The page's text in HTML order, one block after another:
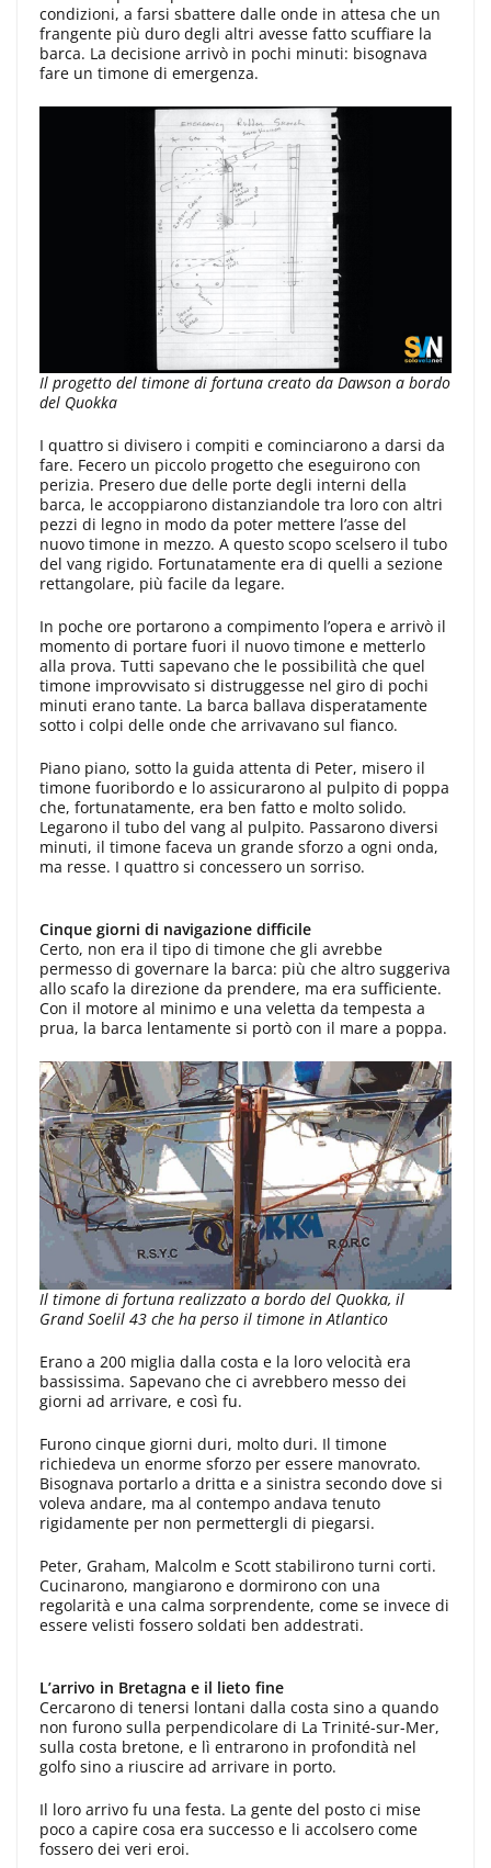
condizioni, a farsi sbattere dalle onde in attesa che un
frangente più duro degli altri avesse fatto scuffiare la
barca. La decisione arrivò in pochi minuti: bisognava
fare un timone di emergenza.
Il progetto del timone di fortuna creato da Dawson a bordo
del Quokka
I quattro si divisero i compiti e cominciarono a darsi da
fare. Fecero un piccolo progetto che eseguirono con
perizia. Presero due delle porte degli interni della
barca, le accoppiarono distanziandole tra loro con altri
pezzi di legno in modo da poter mettere l’asse del
nuovo timone in mezzo. A questo scopo scelsero il tubo
del vang rigido. Fortunatamente era di quelli a sezione
rettangolare, più facile da legare.
In poche ore portarono a compimento l’opera e arrivò il
momento di portare fuori il nuovo timone e metterlo
alla prova. Tutti sapevano che le possibilità che quel
timone improvvisato si distruggesse nel giro di pochi
minuti erano tante. La barca ballava disperatamente
sotto i colpi delle onde che arrivavano sul fianco.
Piano piano, sotto la guida attenta di Peter, misero il
timone fuoribordo e lo assicurarono al pulpito di poppa
che, fortunatamente, era ben fatto e molto solido.
Legarono il tubo del vang al pulpito. Passarono diversi
minuti, il timone faceva un grande sforzo a ogni onda,
ma resse. I quattro si concessero un sorriso.
Cinque giorni di navigazione difficile
Certo, non era il tipo di timone che gli avrebbe
permesso di governare la barca: più che altro suggeriva
allo scafo la direzione da prendere, ma era sufficiente.
Con il motore al minimo e una veletta da tempesta a
prua, la barca lentamente si portò con il mare a poppa.
Il timone di fortuna realizzato a bordo del Quokka, il
Grand Soelil 43 che ha perso il timone in Atlantico
Erano a 200 miglia dalla costa e la loro velocità era
bassissima. Sapevano che ci avrebbero messo dei
giorni ad arrivare, e così fu.
Furono cinque giorni duri, molto duri. Il timone
richiedeva un enorme sforzo per essere manovrato.
Bisognava portarlo a dritta e a sinistra secondo dove si
voleva andare, ma al contempo andava tenuto
rigidamente per non permettergli di piegarsi.
Peter, Graham, Malcolm e Scott stabilirono turni corti.
Cucinarono, mangiarono e dormirono con una
regolarità e una calma sorprendente, come se invece di
essere velisti fossero soldati ben addestrati.
L’arrivo in Bretagna e il lieto fine
Cercarono di tenersi lontani dalla costa sino a quando
non furono sulla perpendicolare di La Trinité-sur-Mer,
sulla costa bretone, e lì entrarono in profondità nel
golfo sino a riuscire ad arrivare in porto.
Il loro arrivo fu una festa. La gente del posto ci mise
poco a capire cosa era successo e li accolsero come
fossero dei veri eroi.